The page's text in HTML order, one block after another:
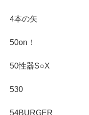
4本の矢
50on！
50性器S○X
530
54BURGER